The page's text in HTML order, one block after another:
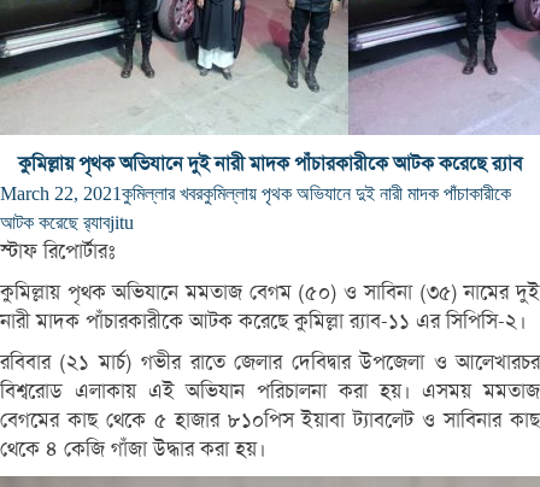
কুমিল্লায় পৃথক অভিযানে দুই নারী মাদক পাঁচারকারীকে আটক করেছে র‌্যাব
March 22, 2021কুমিল্লার খবরকুমিল্লায় পৃথক অভিযানে দুই নারী মাদক পাঁচাকারীকে
আটক করেছে র‌্যাবjitu
স্টাফ রিপোর্টারঃ
কুমিল্লায় পৃথক অভিযানে মমতাজ বেগম (৫০) ও সাবিনা (৩৫) নামের দুই
নারী মাদক পাঁচারকারীকে আটক করেছে কুমিল্লা র‌্যাব-১১ এর সিপিসি-২।
রবিবার (২১ মার্চ) গভীর রাতে জেলার দেবিদ্বার উপজেলা ও আলেখারচর
বিশ্বরোড এলাকায় এই অভিযান পরিচালনা করা হয়। এসময় মমতাজ
বেগমের কাছ থেকে ৫ হাজার ৮১০পিস ইয়াবা ট্যাবলেট ও সাবিনার কাছ
থেকে ৪ কেজি গাঁজা উদ্ধার করা হয়।